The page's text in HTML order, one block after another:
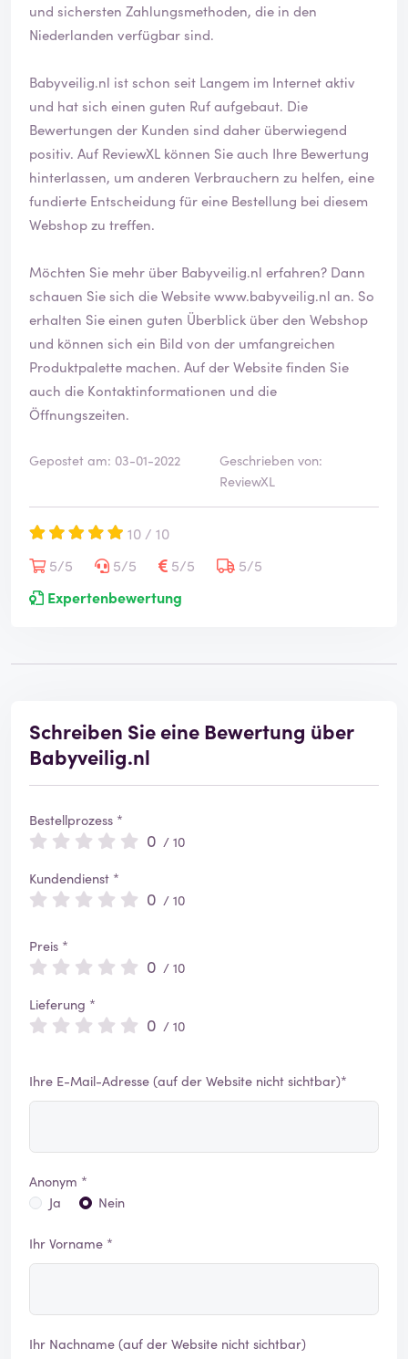
und sichersten Zahlungsmethoden, die in den
Niederlanden verfügbar sind.
Babyveilig.nl ist schon seit Langem im Internet aktiv
und hat sich einen guten Ruf aufgebaut. Die
Bewertungen der Kunden sind daher überwiegend
positiv. Auf ReviewXL können Sie auch Ihre Bewertung
hinterlassen, um anderen Verbrauchern zu helfen, eine
fundierte Entscheidung für eine Bestellung bei diesem
Webshop zu treffen.
Möchten Sie mehr über Babyveilig.nl erfahren? Dann
schauen Sie sich die Websitewww.babyveilig.nl an. So
erhalten Sie einen guten Überblick über den Webshop
und können sich ein Bild von der umfangreichen
Produktpalette machen. Auf der Website finden Sie
auch die Kontaktinformationen und die
Öffnungszeiten.
Gepostet am: 03-01-2022
Geschrieben von:
ReviewXL
10 / 10
5/5
5/5 5/5
5/5
Expertenbewertung
Schreiben Sie eine Bewertung über
Babyveilig.nl
Bestellprozess *
0 / 10
Kundendienst *
0 / 10
Preis *
0 / 10
Lieferung *
0 / 10
Ihre E-Mail-Adresse (auf der Website nicht sichtbar)*
Anonym *
Ja
Nein
Ihr Vorname *
Ihr Nachname (auf der Website nicht sichtbar)